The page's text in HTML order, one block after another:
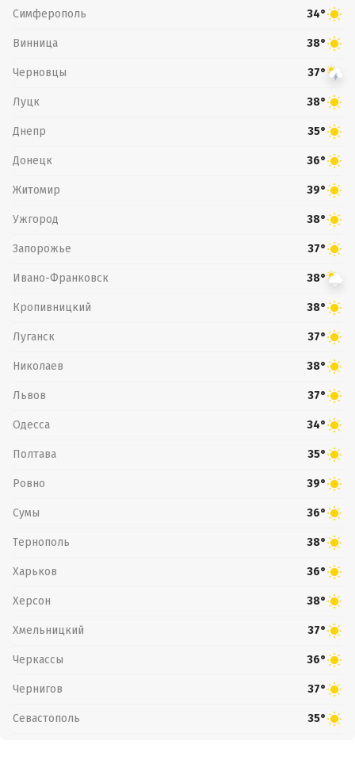
Симферополь 34°
Винница 38°
Черновцы 37°
Луцк 38°
Днепр 35°
Донецк 36°
Житомир 39°
Ужгород 38°
Запорожье 37°
Ивано-Франковск 38°
Кропивницкий 38°
Луганск 37°
Николаев 38°
Львов 37°
Одесса 34°
Полтава 35°
Ровно 39°
Сумы 36°
Тернополь 38°
Харьков 36°
Херсон 38°
Хмельницкий 37°
Черкассы 36°
Чернигов 37°
Севастополь 35°